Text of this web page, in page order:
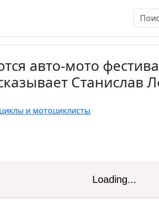
авто-мото
Станислав
и мотоциклисты
Loading...